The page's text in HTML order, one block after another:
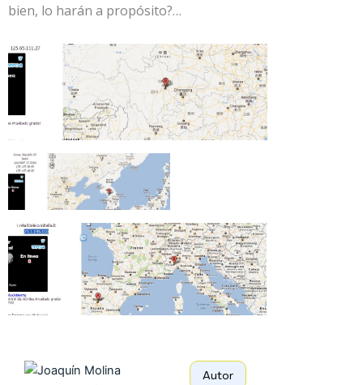
bien, lo harán a propósito?…
Autor